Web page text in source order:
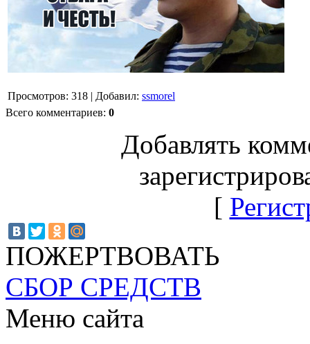
Просмотров: 318 | Добавил: ssmorel
Всего комментариев: 0
Добавлять
[
ПОЖЕРТВОВАТЬ
СБОР СРЕДСТВ
Меню сайта